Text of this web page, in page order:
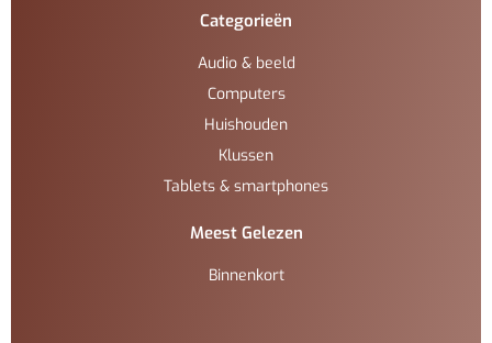
Categorieën
Audio & beeld
Computers
Huishouden
Klussen
Tablets & smartphones
Meest Gelezen
Binnenkort